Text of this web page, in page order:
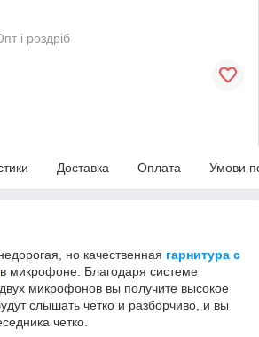
і роздріб
Доставка Оплата Умови
но качественная гарнитура с
в микрофоне. Благодаря системе
микрофонов вы получите высокое
слышать четко и разборчиво, и вы
четко.